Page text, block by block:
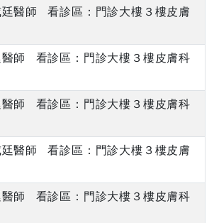
醫師 看診區：門診大樓３樓皮膚
師 看診區：門診大樓３樓皮膚科
師 看診區：門診大樓３樓皮膚科
醫師 看診區：門診大樓３樓皮膚
師 看診區：門診大樓３樓皮膚科